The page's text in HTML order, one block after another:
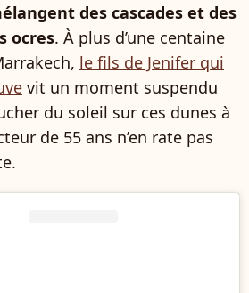
des cascades et des
ocres. À plus d’une centaine
le fils de Jenifer qui
vit un moment suspendu
du soleil sur ces dunes à
de 55 ans n’en rate pas